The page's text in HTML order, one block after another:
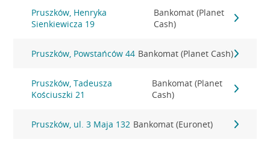
Pruszków, Henryka
Sienkiewicza 19
Bankomat (Planet
Cash)
Pruszków, Powstańców 44 Bankomat (Planet Cash)
Pruszków, Tadeusza
Kościuszki 21
Bankomat (Planet
Cash)
Pruszków, ul. 3 Maja 132 Bankomat (Euronet)